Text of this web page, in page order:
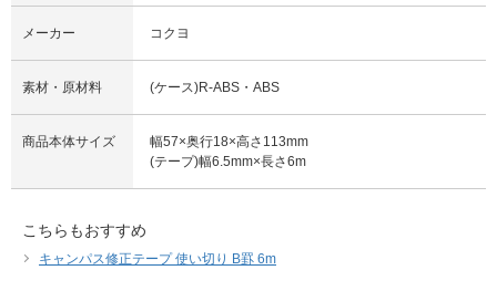
メーカー コクヨ
素材・原材料 (ケース)R-ABS・ABS
商品本体サイズ
幅57×奥行18×高さ113mm
(テープ)幅6.5mm×長さ6m
こちらもおすすめ
キャンパス修正テープ 使い切り B罫 6m